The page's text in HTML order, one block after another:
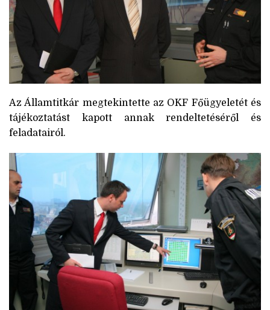
Az Államtitkár megtekintette az OKF Főügyeletét és
tájékoztatást kapott annak rendeltetéséről és
feladatairól.